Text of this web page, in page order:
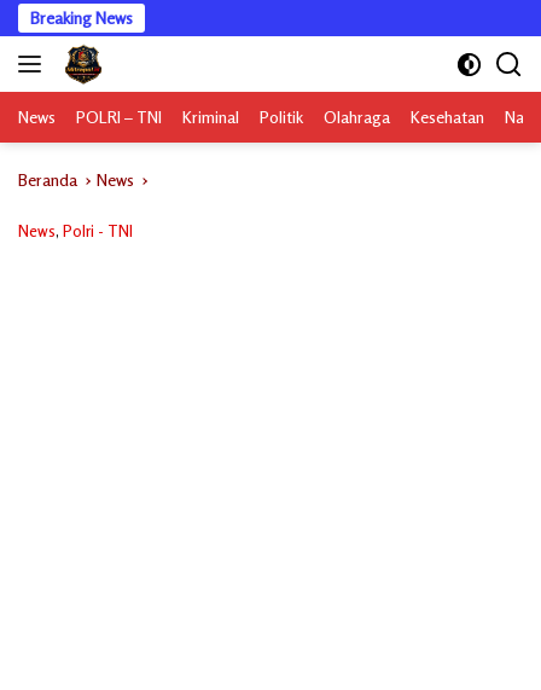
Langsung
ke
konten
Breaking News
News POLRI – TNI Kriminal Politik Olahraga Kesehatan
Beranda News
News, Polri - TNI